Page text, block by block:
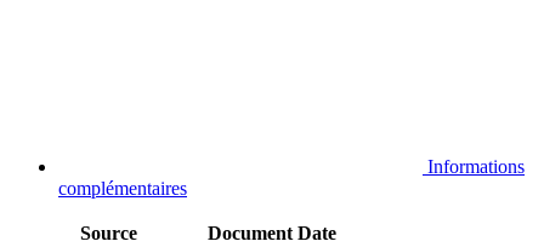
Informations
complémentaires
Source Document Date